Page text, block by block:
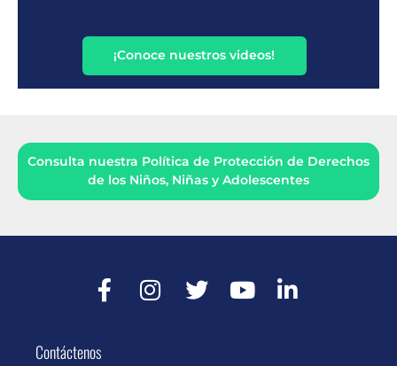
¡Conoce nuestros videos!
Consulta nuestra Política de Protección de Derechos
de los Niños, Niñas y Adolescentes
Contáctenos